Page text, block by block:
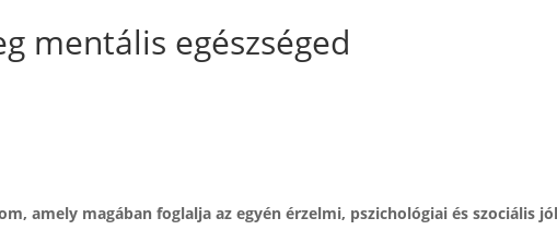
mentális egészséged
amely magában foglalja az egyén érzelmi, pszichológiai és szociális